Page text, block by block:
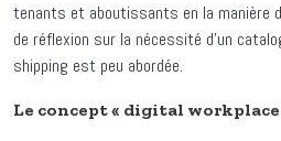
tenants et aboutissants en la manière
de réflexion sur la nécessité d’un
shipping est peu abordée.
Le concept « digital workplace